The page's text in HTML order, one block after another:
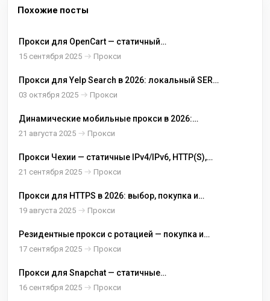
Похожие посты
Прокси для OpenCart — статичный
HTTPS/SOCKS5
15 сентября 2025 Прокси
Прокси для Yelp Search в 2026: локальный SERP,
корректные карты и стабильные карточки
03 октября 2025 Прокси
Динамические мобильные прокси в 2026:
ротация SIM-IP, sticky-сессии и масштаб
21 августа 2025 Прокси
Прокси Чехии — статичные IPv4/IPv6, HTTP(S),
SOCKS5
21 сентября 2025 Прокси
Прокси для HTTPS в 2026: выбор, покупка и
настройка
19 августа 2025 Прокси
Резидентные прокси с ротацией — покупка и
настройка
17 сентября 2025 Прокси
Прокси для Snapchat — статичные
резидентские/мобильные IPv4
16 сентября 2025 Прокси